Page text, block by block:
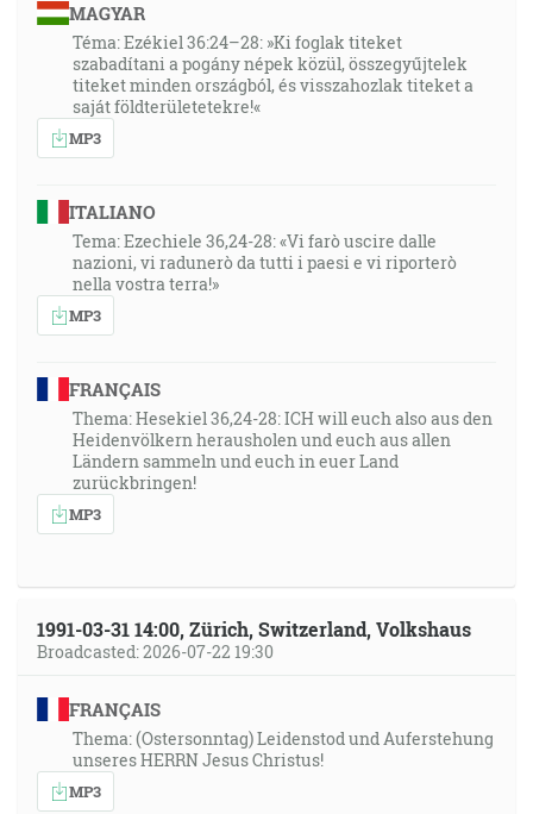
MAGYAR
Téma: Ezékiel 36:24–28: »Ki foglak titeket
szabadítani a pogány népek közül, összegyűjtelek
titeket minden országból, és visszahozlak titeket a
saját földterületetekre!«
MP3
ITALIANO
Tema: Ezechiele 36,24-28: «Vi farò uscire dalle
nazioni, vi radunerò da tutti i paesi e vi riporterò
nella vostra terra!»
MP3
FRANÇAIS
Thema: Hesekiel 36,24-28: ICH will euch also aus den
Heidenvölkern herausholen und euch aus allen
Ländern sammeln und euch in euer Land
zurückbringen!
MP3
1991-03-31 14:00, Zürich, Switzerland, Volkshaus
Broadcasted: 2026-07-22 19:30
FRANÇAIS
Thema: (Ostersonntag) Leidenstod und Auferstehung
unseres HERRN Jesus Christus!
MP3